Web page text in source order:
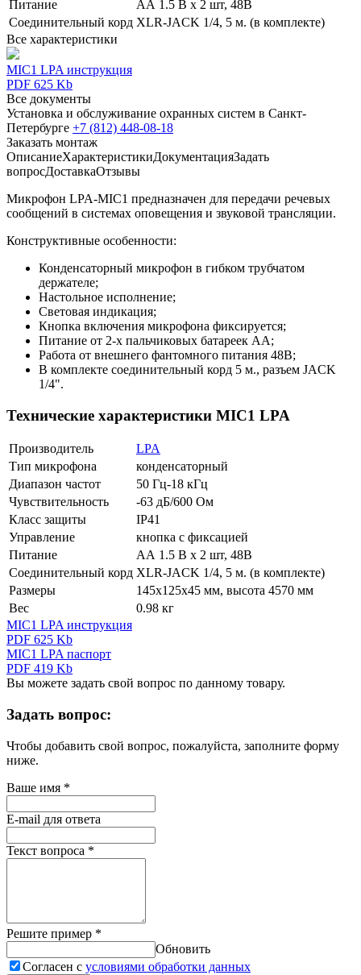
Питание
АА 1.5 В х 2 шт, 48В
Соединительный корд XLR-JACK 1/4, 5 м. (в комплекте)
Все характеристики
MIC1 LPA инструкция
PDF 625 Kb
Все документы
Установка и обслуживание охранных систем в Санкт-
Петербурге +7 (812) 448-08-18
Заказать монтаж
ОписаниеХарактеристикиДокументацияЗадать
вопросДоставкаОтзывы
Микрофон LPA-MIC1 предназначен для передачи речевых
сообщений в системах оповещения и звуковой трансляции.
Конструктивные особенности:
Конденсаторный микрофон в гибком трубчатом
держателе;
Настольное исполнение;
Световая индикация;
Кнопка включения микрофона фиксируется;
Питание от 2-х пальчиковых батареек АА;
Работа от внешнего фантомного питания 48В;
В комплекте соединительный корд 5 м., разъем JACK
1/4".
Технические характеристики MIC1 LPA
Производитель
LPA
Тип микрофона
конденсаторный
Диапазон частот
50 Гц-18 кГц
Чувствительность
-63 дБ/600 Ом
Класс защиты
IP41
Управление
кнопка с фиксацией
Питание
АА 1.5 В х 2 шт, 48В
Соединительный корд XLR-JACK 1/4, 5 м. (в комплекте)
Размеры
145х125х45 мм, высота 4570 мм
Вес
0.98 кг
MIC1 LPA инструкция
PDF 625 Kb
MIC1 LPA паспорт
PDF 419 Kb
Вы можете задать свой вопрос по данному товару.
Задать вопрос:
Чтобы добавить свой вопрос, пожалуйста, заполните форму
ниже.
Ваше имя *
E-mail для ответа
Текст вопроса *
Решите пример *
Обновить
Согласен с условиями обработки данных